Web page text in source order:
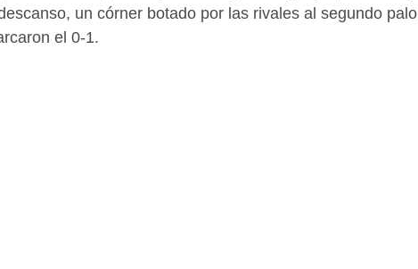
un córner botado por las rivales al segundo palo
el 0-1.